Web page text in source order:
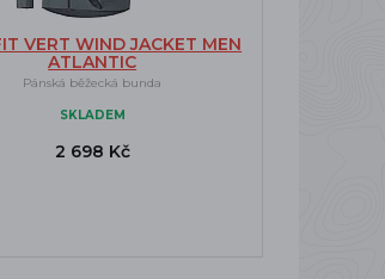
VERT WIND JACKET MEN
ATLANTIC
Pánská běžecká bunda
SKLADEM
2 698 Kč